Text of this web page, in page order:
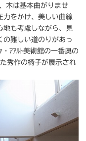
木は基本曲がりませ
力をかけ、美しい曲線
地も考慮しながら、見
の難しい道のりがあっ
ｱｱﾙﾄ美術館の一番奥の
秀作の椅子が展示され